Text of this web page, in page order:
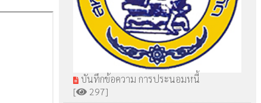
บันทึกข้อความ การประนอมหนี้
[
297]